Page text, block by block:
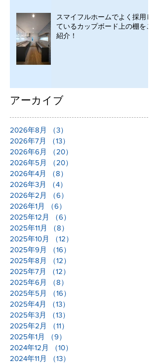
スマイフルホームでよく採用し
ているカップボード上の棚をご
紹介！
アーカイブ
2026年8月 （3）
2026年7月
（13）
2026年6月
（20）
2026年5月
（20）
2026年4月
（8）
2026年3月
（4）
2026年2月
（6）
2026年1月
（6）
2025年12月
（6）
2025年11月
（8）
2025年10月
（12）
2025年9月
（16）
2025年8月
（12）
2025年7月
（12）
2025年6月
（8）
2025年5月
（16）
2025年4月
（13）
2025年3月
（13）
2025年2月
（11）
2025年1月
（9）
2024年12月
（10）
2024年11月
（13）